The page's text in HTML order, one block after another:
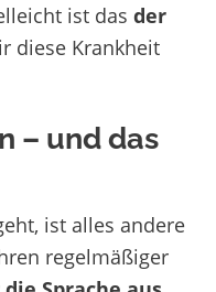
ist das der
diese Krankheit
– und das
, ist alles andere
regelmäßiger